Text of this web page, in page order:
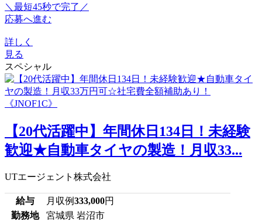
＼最短45秒で完了／
応募へ進む
詳しく
見る
スペシャル
【20代活躍中】年間休日134日！未経験
歓迎★自動車タイヤの製造！月収33...
UTエージェント株式会社
給与 月収例333,000円
勤務地
宮城県 岩沼市